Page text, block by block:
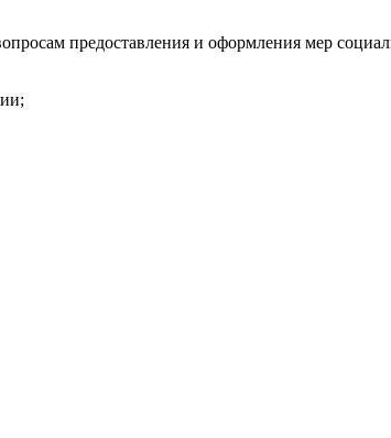
предоставления и оформления мер